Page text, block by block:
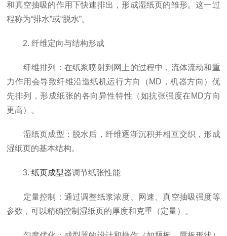
和真空抽吸的作用下快速排出，形成湿纸页的雏形。这一过
程称为“排水”或“脱水”。
2. 纤维定向与结构形成
纤维排列：在纸浆喷射到网上的过程中，流体流动和重
力作用会导致纤维沿造纸机运行方向（MD，机器方向）优
先排列，形成纸张的各向异性特性（如抗张强度在MD方向
更高）。
湿纸页成型：脱水后，纤维逐渐沉积并相互交织，形成
湿纸页的基本结构。
3.纸页成型器调节纸张性能
定量控制：通过调整纸浆浓度、网速、真空抽吸强度等
参数，可以精确控制湿纸页的厚度和克重（定量）。